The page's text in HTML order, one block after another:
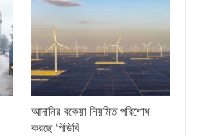
আদানির বকেয়া নিয়মিত পরিশোধ
করছে পিডিবি